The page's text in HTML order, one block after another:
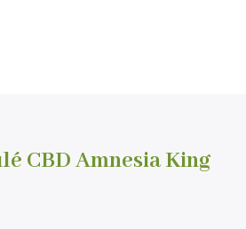
CBD Amnesia King